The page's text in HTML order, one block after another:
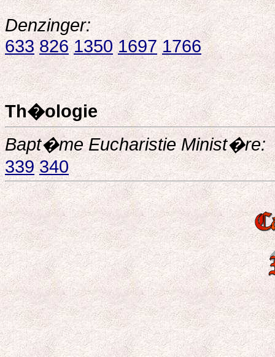
Denzinger:
633 826 1350 1697 1766
Th�ologie
Bapt�me Eucharistie Minist�re:
339 340